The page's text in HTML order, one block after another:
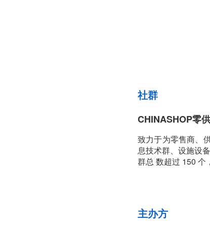
社群
CHINASHOP零
致力于为零售商、
息技术群、设施设
群总 数超过 150 个
主办方